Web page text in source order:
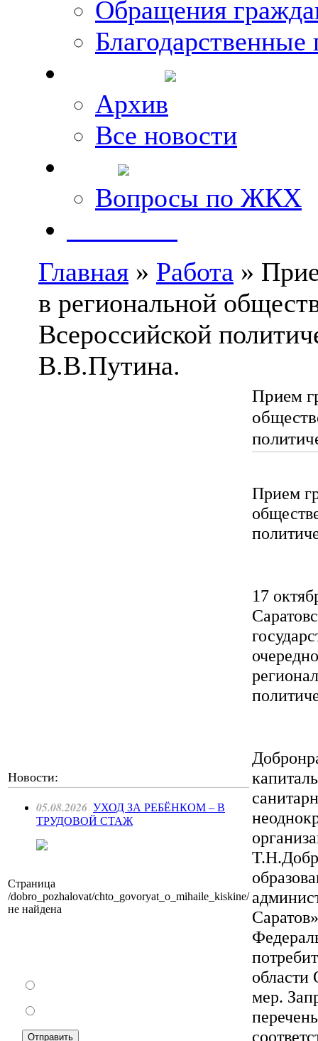
Обращения
Благодарственные
Архив
Все новости
Вопросы по ЖКХ
Главная » Работа »
в региональной
Всероссийской
В.В.Путина.
Новости:
05.08.2026 УХОД ЗА РЕБЁНКОМ – В
ТРУДОВОЙ СТАЖ
Страница
/dobro_pozhalovat/chto_govoryat_o_mihaile_kiskine/
не найдена
Прием
Прием
17
мер.